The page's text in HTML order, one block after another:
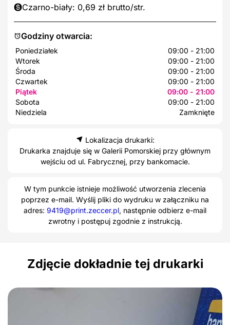
Godziny otwarcia:
Poniedziałek
09:00 - 21:00
Wtorek
09:00 - 21:00
Środa
09:00 - 21:00
Czwartek
09:00 - 21:00
Piątek
09:00 - 21:00
Sobota
09:00 - 21:00
Niedziela
Zamknięte
Czarno-biały: 0,69 zł brutto/str.
Lokalizacja drukarki:
Drukarka znajduje się w Galerii Pomorskiej przy głównym
wejściu od ul. Fabrycznej, przy bankomacie.
W tym punkcie istnieje możliwość utworzenia zlecenia
poprzez e-mail. Wyślij pliki do wydruku w załączniku na
adres: 9419@print.zeccer.pl, następnie odbierz e-mail
zwrotny i postępuj zgodnie z instrukcją.
Zdjęcie dokładnie tej drukarki